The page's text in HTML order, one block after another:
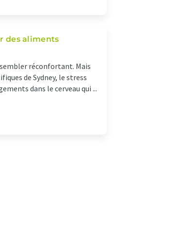
des aliments
réconfortant. Mais
de Sydney, le stress
dans le cerveau qui ...